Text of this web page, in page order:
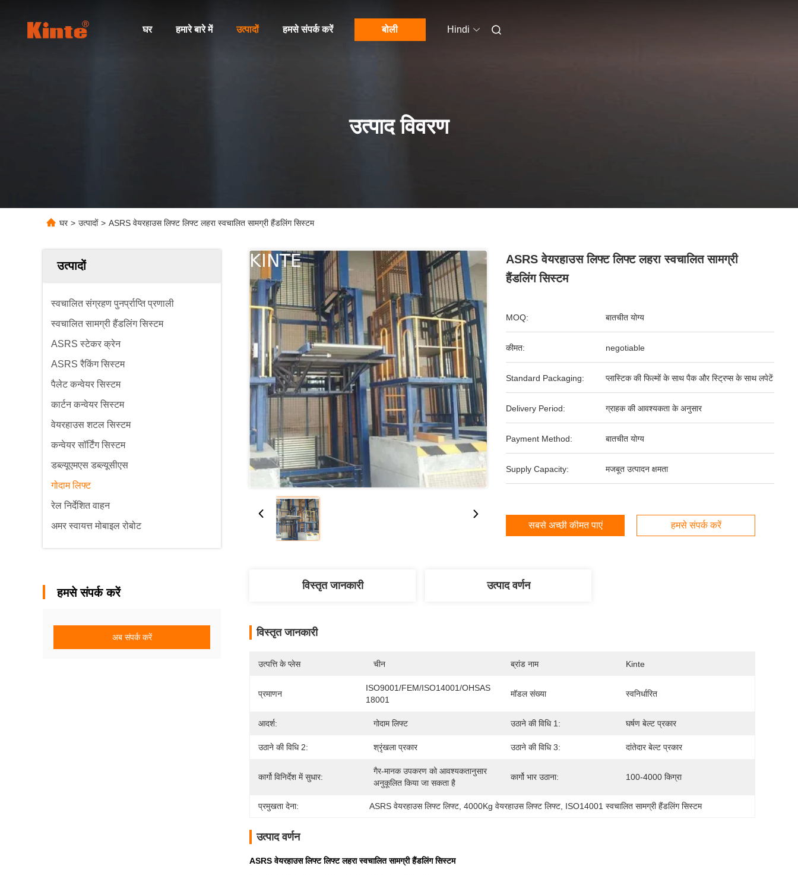
घर हमारे बारे में उत्पादों हमसे संपर्क करें बोली Hindi
उत्पाद विवरण
घर > उत्पादों > ASRS वेयरहाउस लिफ्ट लिफ्ट लहरा स्वचालित सामग्री हैंडलिंग सिस्टम
उत्पादों
स्वचालित संग्रहण पुनर्प्राप्ति प्रणाली
स्वचालित सामग्री हैंडलिंग सिस्टम
ASRS स्टेकर क्रेन
ASRS रैकिंग सिस्टम
पैलेट कन्वेयर सिस्टम
कार्टन कन्वेयर सिस्टम
वेयरहाउस शटल सिस्टम
कन्वेयर सॉर्टिंग सिस्टम
डब्ल्यूएमएस डब्ल्यूसीएस
गोदाम लिफ्ट
रेल निर्देशित वाहन
अमर स्वायत्त मोबाइल रोबोट
हमसे संपर्क करें
अब संपर्क करें
ASRS वेयरहाउस लिफ्ट लिफ्ट लहरा स्वचालित सामग्री
हैंडलिंग सिस्टम
MOQ: बातचीत योग्य
कीमत: negotiable
Standard Packaging: प्लास्टिक की फिल्मों के साथ पैक और स्ट्रिप्स के साथ लपेटें
Delivery Period: ग्राहक की आवश्यकता के अनुसार
Payment Method: बातचीत योग्य
Supply Capacity: मजबूत उत्पादन क्षमता
सबसे अच्छी कीमत पाएं हमसे संपर्क करें
विस्तृत जानकारी उत्पाद वर्णन
विस्तृत जानकारी
उत्पत्ति के प्लेस चीन ब्रांड नाम Kinte
प्रमाणन
ISO9001/FEM/ISO14001/OHSAS
18001
मॉडल संख्या स्वनिर्धारित
आदर्श: गोदाम लिफ्ट उठाने की विधि 1: घर्षण बेल्ट प्रकार
उठाने की विधि 2: श्रृंखला प्रकार उठाने की विधि 3: दांतेदार बेल्ट प्रकार
कार्गो विनिर्देश में सुधार:
गैर-मानक उपकरण को आवश्यकतानुसार
अनुकूलित किया जा सकता है
कार्गो भार उठाना: 100-4000 किग्रा
प्रमुखता देना: ASRS वेयरहाउस लिफ्ट लिफ्ट , 4000Kg वेयरहाउस लिफ्ट लिफ्ट ISO14001 स्वचालित सामग्री हैंडलिंग सिस्टम
उत्पाद वर्णन
ASRS वेयरहाउस लिफ्ट लिफ्ट लहरा स्वचालित सामग्री हैंडलिंग सिस्टम